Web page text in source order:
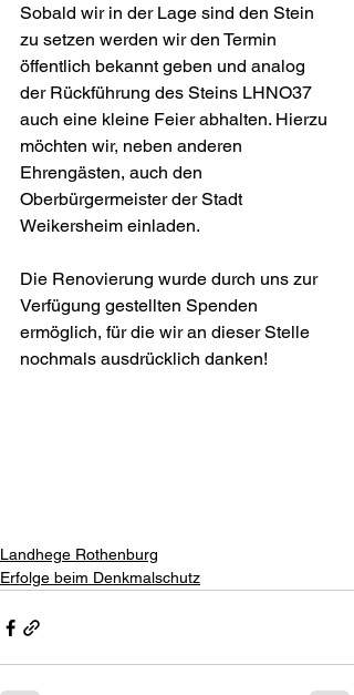
Sobald wir in der Lage sind den Stein
zu setzen werden wir den Termin
öffentlich bekannt geben und analog
der Rückführung des Steins LHNO37
auch eine kleine Feier abhalten. Hierzu
möchten wir, neben anderen
Ehrengästen, auch den
Oberbürgermeister der Stadt
Weikersheim einladen.
Die Renovierung wurde durch uns zur
Verfügung gestellten Spenden
ermöglich, für die wir an dieser Stelle
nochmals ausdrücklich danken!
Landhege Rothenburg
Erfolge beim Denkmalschutz